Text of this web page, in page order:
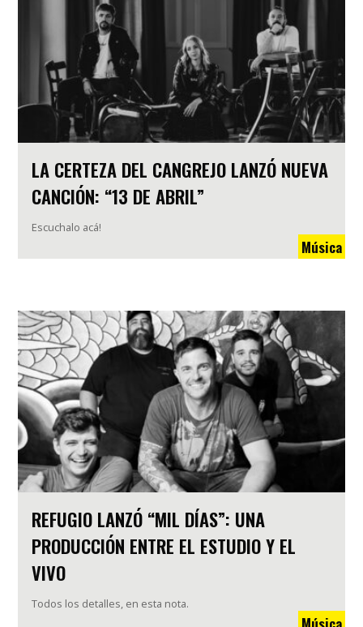
LA CERTEZA DEL CANGREJO LANZÓ NUEVA
CANCIÓN: “13 DE ABRIL”
Escuchalo acá!
Música
REFUGIO LANZÓ “MIL DÍAS”: UNA
PRODUCCIÓN ENTRE EL ESTUDIO Y EL
VIVO
Todos los detalles, en esta nota.